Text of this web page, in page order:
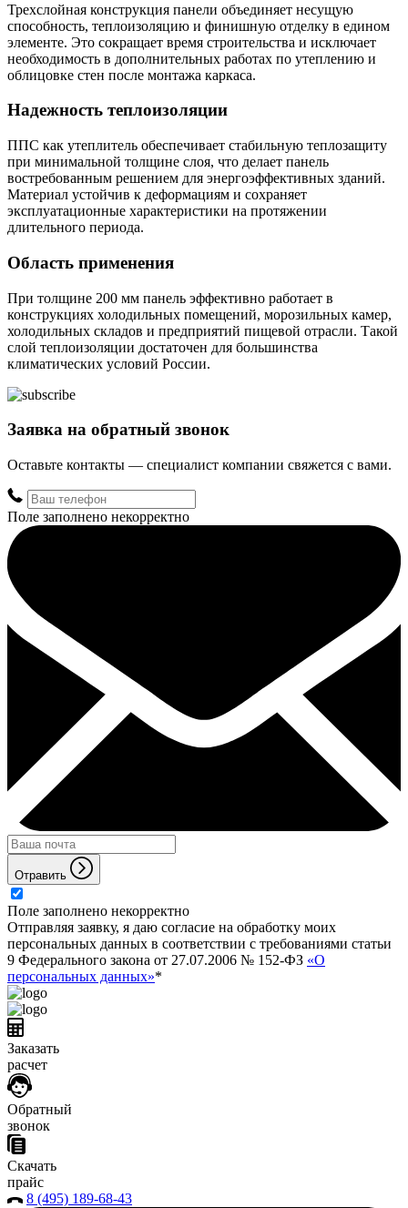
Трехслойная конструкция панели объединяет несущую
способность, теплоизоляцию и финишную отделку в едином
элементе. Это сокращает время строительства и исключает
необходимость в дополнительных работах по утеплению и
облицовке стен после монтажа каркаса.
Надежность теплоизоляции
ППС как утеплитель обеспечивает стабильную теплозащиту
при минимальной толщине слоя, что делает панель
востребованным решением для энергоэффективных зданий.
Материал устойчив к деформациям и сохраняет
эксплуатационные характеристики на протяжении
длительного периода.
Область применения
При толщине 200 мм панель эффективно работает в
конструкциях холодильных помещений, морозильных камер,
холодильных складов и предприятий пищевой отрасли. Такой
слой теплоизоляции достаточен для большинства
климатических условий России.
Заявка на обратный звонок
Оставьте контакты — специалист компании свяжется с вами.
Поле заполнено некорректно
Отравить
Поле заполнено некорректно
Отправляя заявку, я даю согласие на обработку моих
персональных данных в соответствии с требованиями статьи
9 Федерального закона от 27.07.2006 № 152-ФЗ «О
персональных данных»*
Заказать
расчет
Обратный
звонок
Скачать
прайс
8 (495) 189-68-43